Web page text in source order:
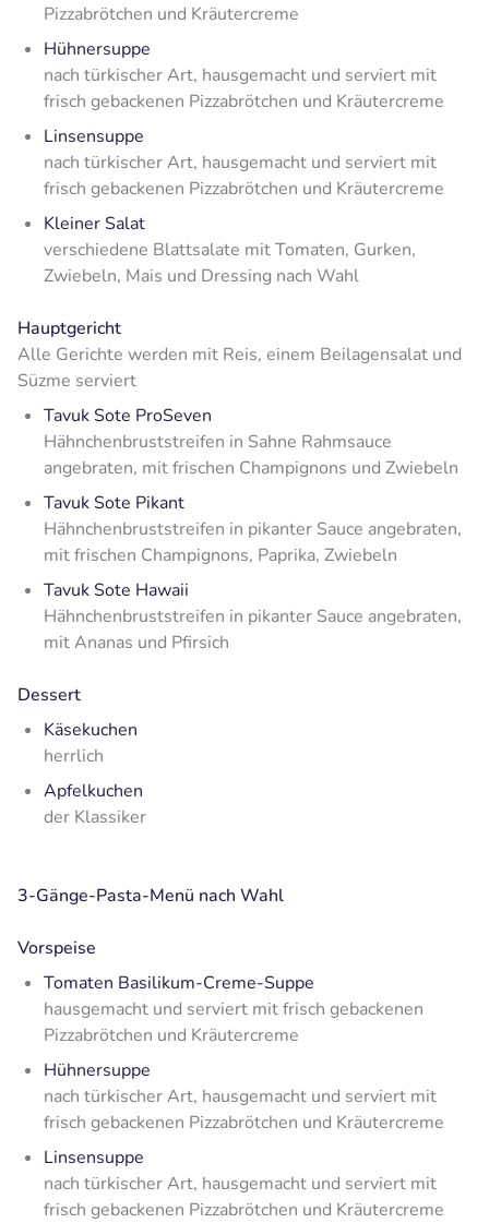
Pizzabrötchen und Kräutercreme
Hühnersuppe
nach türkischer Art, hausgemacht und serviert mit
frisch gebackenen Pizzabrötchen und Kräutercreme
Linsensuppe
nach türkischer Art, hausgemacht und serviert mit
frisch gebackenen Pizzabrötchen und Kräutercreme
Kleiner Salat
verschiedene Blattsalate mit Tomaten, Gurken,
Zwiebeln, Mais und Dressing nach Wahl
Hauptgericht
Alle Gerichte werden mit Reis, einem Beilagensalat und
Süzme serviert
Tavuk Sote ProSeven
Hähnchenbruststreifen in Sahne Rahmsauce
angebraten, mit frischen Champignons und Zwiebeln
Tavuk Sote Pikant
Hähnchenbruststreifen in pikanter Sauce angebraten,
mit frischen Champignons, Paprika, Zwiebeln
Tavuk Sote Hawaii
Hähnchenbruststreifen in pikanter Sauce angebraten,
mit Ananas und Pfirsich
Dessert
Käsekuchen
herrlich
Apfelkuchen
der Klassiker
3-Gänge-Pasta-Menü nach Wahl
Vorspeise
Tomaten Basilikum-Creme-Suppe
hausgemacht und serviert mit frisch gebackenen
Pizzabrötchen und Kräutercreme
Hühnersuppe
nach türkischer Art, hausgemacht und serviert mit
frisch gebackenen Pizzabrötchen und Kräutercreme
Linsensuppe
nach türkischer Art, hausgemacht und serviert mit
frisch gebackenen Pizzabrötchen und Kräutercreme